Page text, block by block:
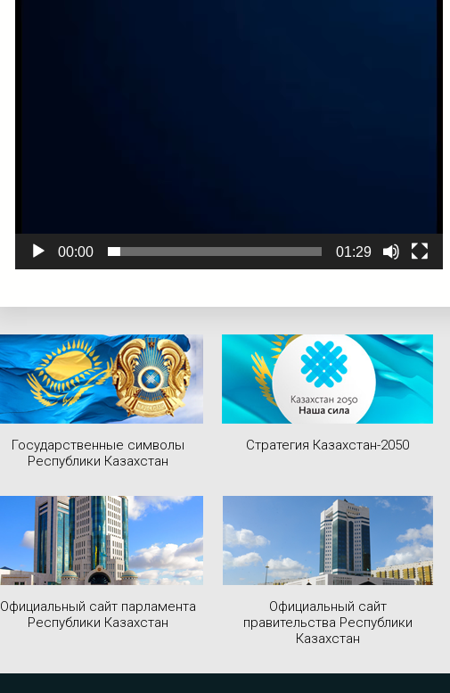
00:00 01:29
Государственные символы
Республики Казахстан
Стратегия Казахстан-2050
Официальный сайт парламента
Республики Казахстан
Официальный сайт
правительства Республики
Казахстан